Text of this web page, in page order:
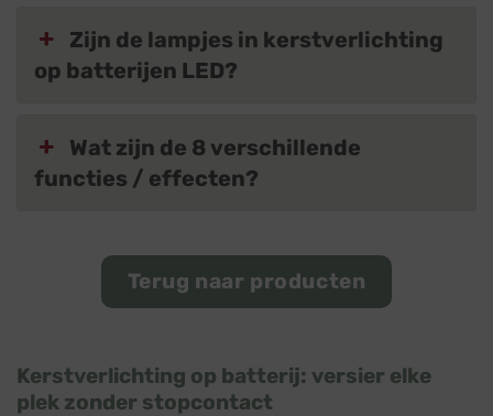
Zijn de lampjes in kerstverlichting
op batterijen LED?
Wat zijn de 8 verschillende
functies / effecten?
Terug naar producten
Kerstverlichting op batterij: versier elke
plek zonder stopcontact